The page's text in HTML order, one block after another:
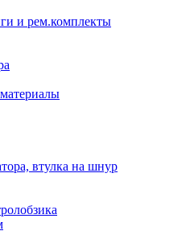
и рем.комплекты
втулка на шнур